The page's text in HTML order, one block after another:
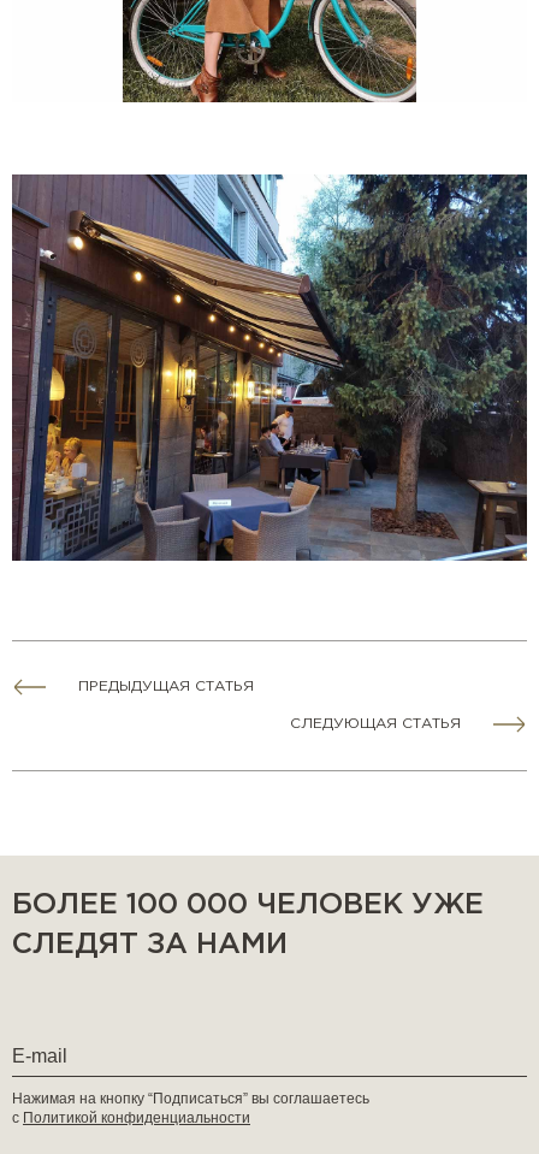
ПРЕДЫДУЩАЯ СТАТЬЯ
СЛЕДУЮЩАЯ СТАТЬЯ
БОЛЕЕ 100 000 ЧЕЛОВЕК УЖЕ
СЛЕДЯТ ЗА НАМИ
Нажимая на кнопку “Подписаться” вы соглашаетесь
с Политикой конфиденциальности